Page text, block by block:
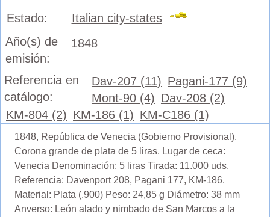
Estado:
Italian city-states
Año(s) de
emisión:
1848
Referencia en
catálogo:
Dav-207 (11) Pagani-177 (9)
Mont-90 (4) Dav-208 (2)
KM-804 (2) KM-186 (1) KM-C186 (1)
1848, República de Venecia (Gobierno Provisional).
Corona grande de plata de 5 liras. Lugar de ceca:
Venecia Denominación: 5 liras Tirada: 11.000 uds.
Referencia: Davenport 208, Pagani 177, KM-186.
Material: Plata (.900) Peso: 24,85 g Diámetro: 38 mm
Anverso: León alado y nimbado de San Marcos a la